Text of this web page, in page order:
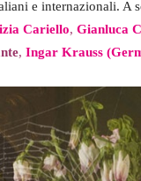
e internazionali. A
Cariello, Gianluca
, Ingar Krauss